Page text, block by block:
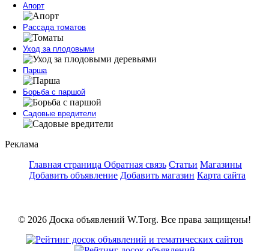
Апорт
Рассада томатов
Уход за плодовыми
Парша
Борьба с паршой
Садовые вредители
Реклама
Главная страница Обратная связь Статьи Магазины
Добавить объявление Добавить магазин Карта сайта
© 2026 Доска объявлений W.Torg. Все права защищены!